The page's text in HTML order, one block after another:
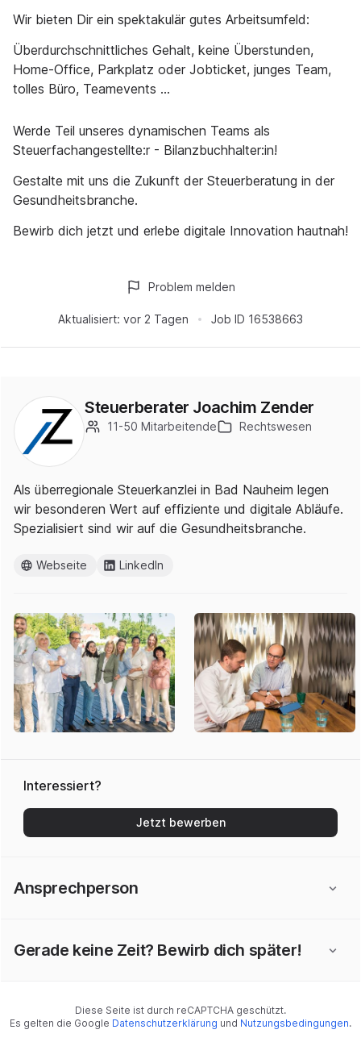
Wir bieten Dir ein spektakulär gutes Arbeitsumfeld:
Überdurchschnittliches Gehalt, keine Überstunden,
Home-Office, Parkplatz oder Jobticket, junges Team,
tolles Büro, Teamevents ...
Werde Teil unseres dynamischen Teams als
Steuerfachangestellte:r - Bilanzbuchhalter:in!
Gestalte mit uns die Zukunft der Steuerberatung in der
Gesundheitsbranche.
Bewirb dich jetzt und erlebe digitale Innovation hautnah!
Aktualisiert: vor 2 Tagen Job ID 16538663
Problem melden
Steuerberater Joachim Zender
11-50 Mitarbeitende Rechtswesen
Als überregionale Steuerkanzlei in Bad Nauheim legen
wir besonderen Wert auf effiziente und digitale Abläufe.
Spezialisiert sind wir auf die Gesundheitsbranche.
Webseite LinkedIn
Interessiert?
Jetzt bewerben
Ansprechperson
Gerade keine Zeit? Bewirb dich später!
Diese Seite ist durch reCAPTCHA geschützt.
Es gelten die Google Datenschutzerklärung und Nutzungsbedingungen.